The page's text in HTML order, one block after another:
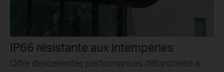
IP66 résistante aux intempéries
Offre d'excellentes performances d'étanchéité à